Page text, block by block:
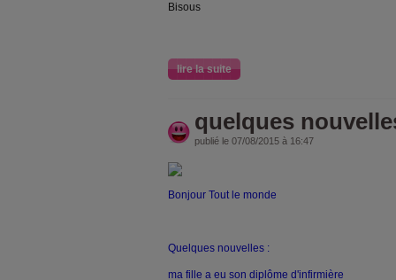
Bisous
lire la suite
quelques
publié le 07/08/2015 à 16:47
Bonjour Tout le monde
Quelques nouvelles :
ma fille a eu son diplôme d'infirmière